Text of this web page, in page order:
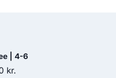
| 4-6
kr.